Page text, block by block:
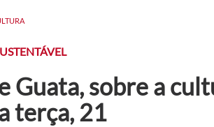
Guata, sobre a
terça, 21